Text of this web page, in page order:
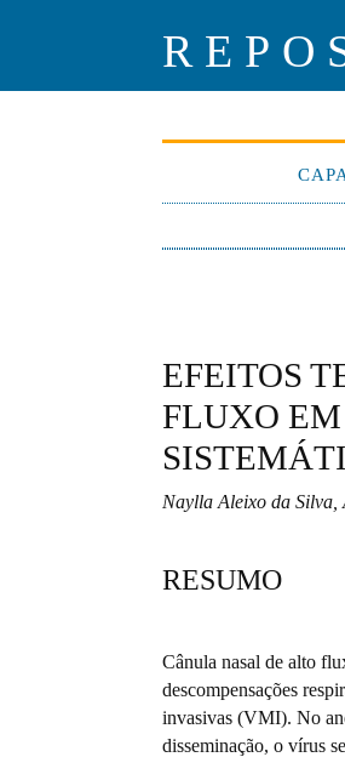
EFEITOS
FLUXO
Naylla Aleixo da Silva,
RESUMO
Cânula nasal de alto
descompensações
invasivas (VMI). No
disseminação, o vírus